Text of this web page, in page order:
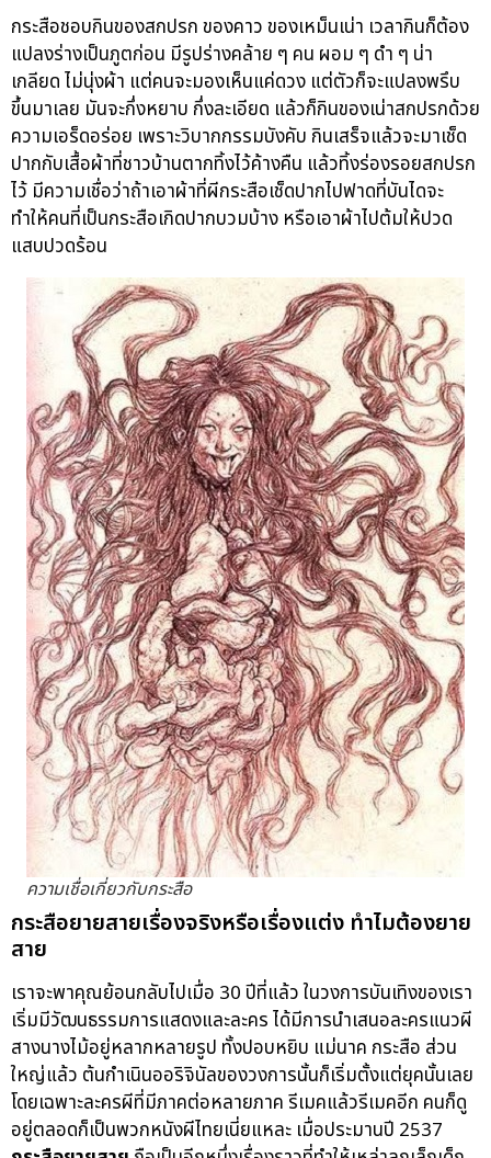
กระสือชอบกินของสกปรก ของคาว ของเหม็นเน่า เวลากินก็ต้อง
แปลงร่างเป็นภูตก่อน มีรูปร่างคล้าย ๆ คน ผอม ๆ ดำ ๆ น่า
เกลียด ไม่นุ่งผ้า แต่คนจะมองเห็นแค่ดวง แต่ตัวก็จะแปลงพรึบ
ขึ้นมาเลย มันจะกึ่งหยาบ กึ่งละเอียด แล้วก็กินของเน่าสกปรกด้วย
ความเอร็ดอร่อย เพราะวิบากกรรมบังคับ กินเสร็จแล้วจะมาเช็ด
ปากกับเสื้อผ้าที่ชาวบ้านตากทิ้งไว้ค้างคืน แล้วทิ้งร่องรอยสกปรก
ไว้ มีความเชื่อว่าถ้าเอาผ้าที่ผีกระสือเช็ดปากไปฟาดที่บันไดจะ
ทำให้คนที่เป็นกระสือเกิดปากบวมบ้าง หรือเอาผ้าไปต้มให้ปวด
แสบปวดร้อน
ความเชื่อเกี่ยวกับกระสือ
กระสือยายสายเรื่องจริงหรือเรื่องแต่ง ทำไมต้องยาย
สาย
เราจะพาคุณย้อนกลับไปเมื่อ 30 ปีที่แล้ว ในวงการบันเทิงของเรา
เริ่มมีวัฒนธรรมการแสดงและละคร ได้มีการนำเสนอละครแนวผี
สางนางไม้อยู่หลากหลายรูป ทั้งปอบหยิบ แม่นาค กระสือ ส่วน
ใหญ่แล้ว ต้นกำเนินออริจินัลของวงการนั้นก็เริ่มตั้งแต่ยุคนั้นเลย
โดยเฉพาะละครผีที่มีภาคต่อหลายภาค รีเมคแล้วรีเมคอีก คนก็ดู
อยู่ตลอดก็เป็นพวกหนังผีไทยเนี่ยแหละ เมื่อประมานปี 2537